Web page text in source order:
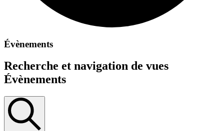
Évènements
Recherche et navigation de vues
Évènements